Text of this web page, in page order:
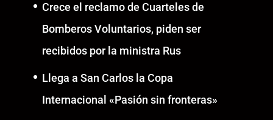
Crece el reclamo de Cuarteles de
Bomberos Voluntarios, piden ser
recibidos por la ministra Rus
Llega a San Carlos la Copa
Internacional «Pasión sin fronteras»